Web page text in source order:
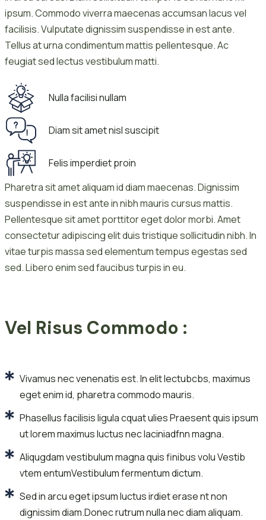
ipsum. Commodo viverra maecenas accumsan lacus vel
facilisis. Vulputate dignissim suspendisse in est ante.
Tellus at urna condimentum mattis pellentesque. Ac
feugiat sed lectus vestibulum matti.
Nulla facilisi nullam
Diam sit amet nisl suscipit
Felis imperdiet proin
Pharetra sit amet aliquam id diam maecenas. Dignissim
suspendisse in est ante in nibh mauris cursus mattis.
Pellentesque sit amet porttitor eget dolor morbi. Amet
consectetur adipiscing elit duis tristique sollicitudin nibh. In
vitae turpis massa sed elementum tempus egestas sed
sed. Libero enim sed faucibus turpis in eu.
Vel Risus Commodo :
Vivamus nec venenatis est. In elit lectubcbs, maximus
eget enim id, pharetra commodo mauris.
Phasellus facilisis ligula cquat ulies Praesent quis ipsum
ut lorem maximus luctus nec laciniadfnn magna.
Aliqugdam vestibulum magna quis finibus volu Vestib
vtem entumVestibulum fermentum dictum.
Sed in arcu eget ipsum luctus irdiet erase nt non
dignissim diam.Donec rutrum nulla nec diam aliquam.